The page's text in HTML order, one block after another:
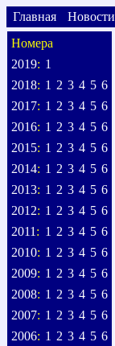
Главная Новости
Номера
2019: 1
2018: 1 2 3 4 5 6
2017: 1 2 3 4 5 6
2016: 1 2 3 4 5 6
2015: 1 2 3 4 5 6
2014: 1 2 3 4 5 6
2013: 1 2 3 4 5 6
2012: 1 2 3 4 5 6
2011 : 1 2 3 4 5 6
2010: 1 2 3 4 5 6
2009: 1 2 3 4 5 6
2008: 1 2 3 4 5 6
2007: 1 2 3 4 5 6
2006: 1 2 3 4 5 6